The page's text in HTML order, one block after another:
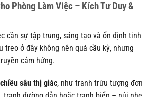
Phòng Làm Việc – Kích Tư Duy &
cần sự tập trung, sáng tạo và ổn định tinh
treo ở đây không nên quá cầu kỳ, nhưng
cảm hứng.
sâu thị giác, như tranh trừu tượng đơn